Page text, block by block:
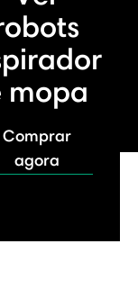
mopa
Comprar
agora